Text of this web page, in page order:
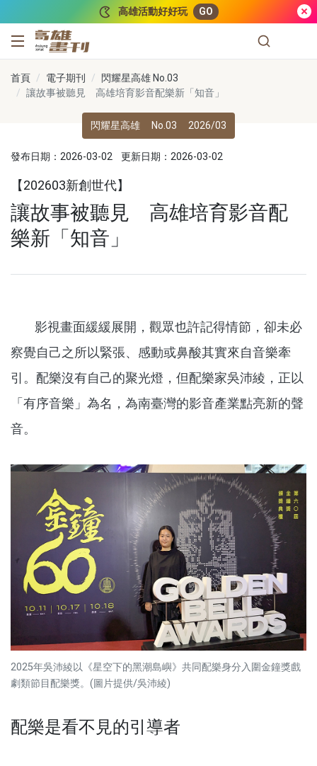
高雄活動好好玩 GO
高雄畫刊
首頁 電子期刊
閃耀星高雄 No.03
讓故事被聽見 高雄培育影音配樂新「知音」
閃耀星高雄 No.03 2026/03
發布日期：2026-03-02 更新日期：2026-03-02
【202603新創世代】
讓故事被聽見 高雄培育影音配
樂新「知音」
影視畫面緩緩展開，觀眾也許記得情節，卻未必
察覺自己之所以緊張、感動或鼻酸其實來自音樂牽
引。配樂沒有自己的聚光燈，但配樂家吳沛綾，正以
「有序音樂」為名，為南臺灣的影音產業點亮新的聲
音。
2025年吳沛綾以《星空下的黑潮島嶼》共同配樂身分入圍金鐘獎戲
劇類節目配樂獎。(圖片提供/吳沛綾)
配樂是看不見的引導者